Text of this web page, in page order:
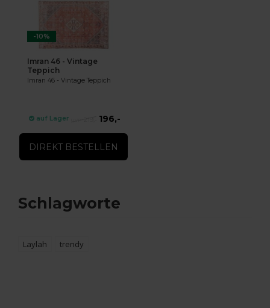
-10%
Imran 46 - Vintage
Teppich
Imran 46 - Vintage Teppich
auf Lager 196,-
DIREKT BESTELLEN
Schlagworte
Laylah trendy